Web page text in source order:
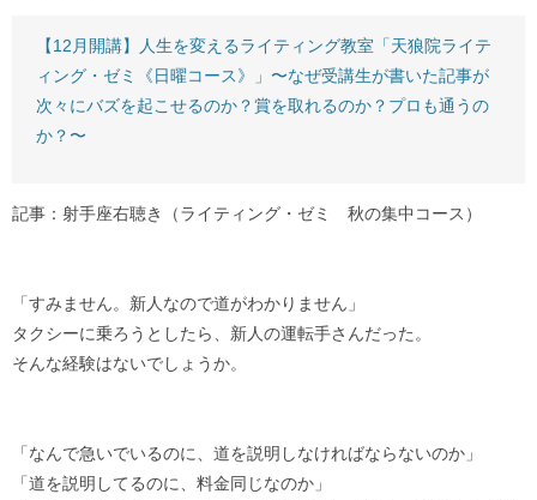
【12月開講】人生を変えるライティング教室「天狼院ライテ
ィング・ゼミ《日曜コース》」〜なぜ受講生が書いた記事が
次々にバズを起こせるのか？賞を取れるのか？プロも通うの
か？〜
記事：射手座右聴き（ライティング・ゼミ 秋の集中コース）
「すみません。新人なので道がわかりません」
タクシーに乗ろうとしたら、新人の運転手さんだった。
そんな経験はないでしょうか。
「なんで急いでいるのに、道を説明しなければならないのか」
「道を説明してるのに、料金同じなのか」